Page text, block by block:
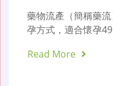
藥物流產（簡稱藥
孕方式，適合懷孕
Read More